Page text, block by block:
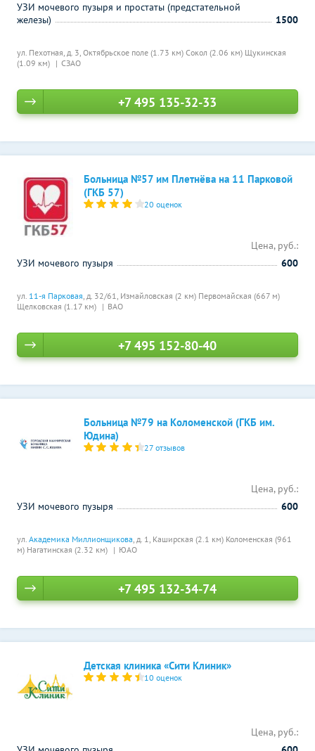
ул. Пехотная, д. 3, Октябрьское поле (1.73 км) Сокол (2.06 км) Щукинская
(1.09 км)
СЗАО
УЗИ мочевого пузыря и простаты (предстательной
железы)
1500
+7 495 135-32-33
Больница №57 им Плетнёва на 11 Парковой
(ГКБ 57)
20 оценок
ул. 11-я Парковая, д. 32/61, Измайловская (2 км) Первомайская (667 м)
Щелковская (1.17 км)
ВАО
Цена, руб.:
УЗИ мочевого пузыря
600
+7 495 152-80-40
Больница №79 на Коломенской (ГКБ им.
Юдина)
27 отзывов
ул. Академика Миллионщикова, д. 1, Каширская (2.1 км) Коломенская (961
м) Нагатинская (2.32 км) ЮАО
Цена, руб.:
УЗИ мочевого пузыря
600
+7 495 132-34-74
Детская клиника «Сити Клиник»
10 оценок
Цена, руб.: